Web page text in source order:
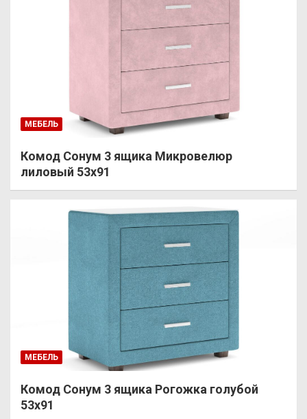
МЕБЕЛЬ
Комод Сонум 3 ящика Микровелюр
лиловый 53х91
МЕБЕЛЬ
Комод Сонум 3 ящика Рогожка голубой
53х91